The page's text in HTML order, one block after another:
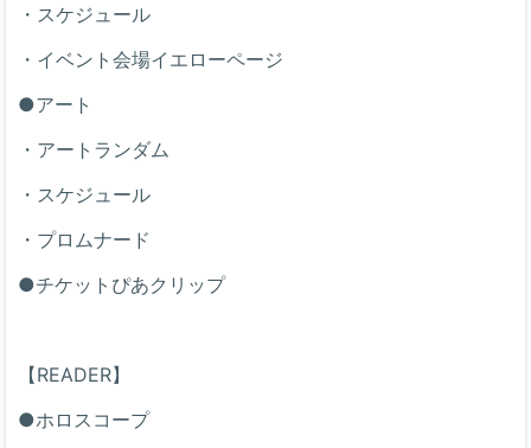
・スケジュール
・イベント会場イエローページ
●アート
・アートランダム
・スケジュール
・プロムナード
●チケットぴあクリップ
【READER】
●ホロスコープ